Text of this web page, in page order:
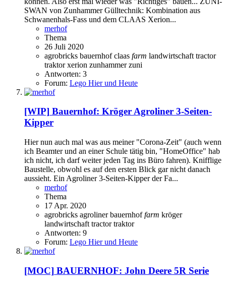
SWAN von Zunhammer Gülltechnik: Kombination aus
Schwanenhals-Fass und dem CLAAS Xerion...
merhof
Thema
26 Juli 2020
agrobricks bauernhofclaas farm landwirtschaft tractor
traktorxerion zunhammerzuni
Antworten: 3
Forum: Lego Hier und Heute
[WIP] Bauernhof: Kröger Agroliner 3-Seiten-
Kipper
Hier nun auch mal was aus meiner "Corona-Zeit" (auch wenn
ich Beamter und an einer Schule tätig bin, "HomeOffice" hab
ich nicht, ich darf weiter jeden Tag ins Büro fahren). Knifflige
Baustelle, obwohl es auf den ersten Blick gar nicht danach
aussieht. Ein Agroliner 3-Seiten-Kipper der Fa...
merhof
Thema
17 Apr. 2020
agrobricks agrolinerbauernhoffarm kröger
landwirtschaft tractortraktor
Antworten: 9
Forum: Lego Hier und Heute
[MOC] BAUERNHOF: John Deere 5R Serie